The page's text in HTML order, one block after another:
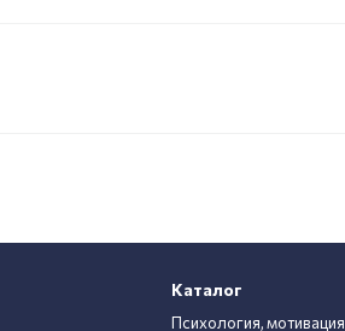
Каталог
Психология, мотивация